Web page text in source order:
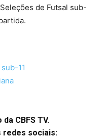
de Futsal sub-
11
CBFS TV.
redes sociais: